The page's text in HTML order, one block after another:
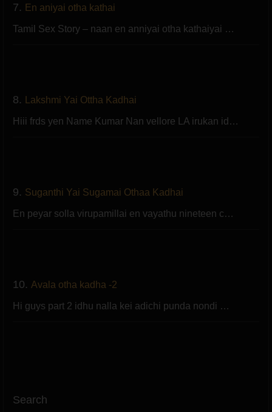
7. En aniyai otha kathai
Tamil Sex Story – naan en anniyai otha kathaiyai …
8. Lakshmi Yai Ottha Kadhai
Hiii frds yen Name Kumar Nan vellore LA irukan id…
9. Suganthi Yai Sugamai Othaa Kadhai
En peyar solla virupamillai en vayathu nineteen c…
10. Avala otha kadha -2
Hi guys part 2 idhu nalla kei adichi punda nondi …
Search